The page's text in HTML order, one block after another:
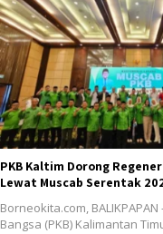
PKB Kaltim Dorong
Lewat Muscab Serentak
Borneokita.com,
Bangsa (PKB) Kalimantan